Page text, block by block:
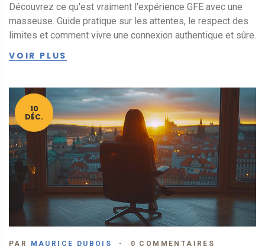
Découvrez ce qu'est vraiment l'expérience GFE avec une
masseuse. Guide pratique sur les attentes, le respect des
limites et comment vivre une connexion authentique et sûre.
VOIR PLUS
10
DÉC.
PAR MAURICE DUBOIS 0 COMMENTAIRES